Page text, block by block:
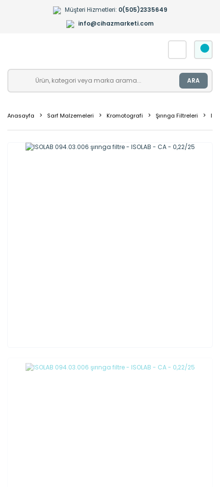
Müşteri Hizmetleri: 0(505)2335649
info@cihazmarketi.com
ARA
Anasayfa Sarf Malzemeleri Kromotografi Şırınga Filtreleri